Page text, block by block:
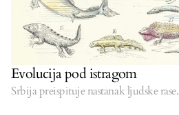
Evolucija pod istragom
Srbija preispituje nastanak ljudske rase.